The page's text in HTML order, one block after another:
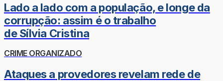
Lado a lado com a população, e longe da
corrupção: assim é o trabalho
de Sílvia Cristina
CRIME ORGANIZADO
Ataques a provedores revelam rede de